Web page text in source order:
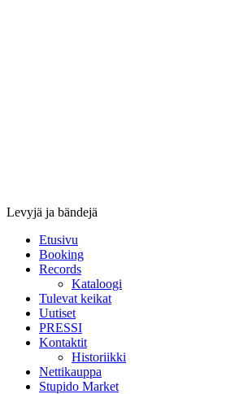
Levyjä ja bändejä
Etusivu
Booking
Records
Kataloogi
Tulevat keikat
Uutiset
PRESSI
Kontaktit
Historiikki
Nettikauppa
Stupido Market